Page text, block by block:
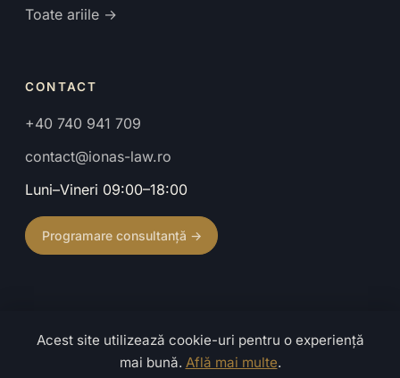
Toate ariile →
CONTACT
+40 740 941 709
contact@ionas-law.ro
Luni–Vineri 09:00–18:00
Programare consultanță →
© 2026 Cabinet de Avocat Ionaș Mihaela. Toate drepturile
Acest site utilizează cookie-uri pentru o experiență
mai bună. Află mai multe.